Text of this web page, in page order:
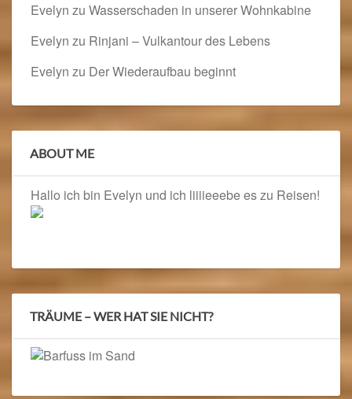
Evelyn zu Wasserschaden in unserer Wohnkabine
Evelyn zu Rinjani – Vulkantour des Lebens
Evelyn zu Der Wiederaufbau beginnt
ABOUT ME
Hallo ich bin Evelyn und ich liiiieeebe es zu Reisen!
TRÄUME – WER HAT SIE NICHT?